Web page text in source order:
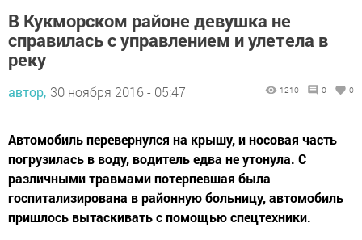
В Кукморском районе девушка не
справилась с управлением и улетела в
реку
автор, 30 ноября 2016 - 05:47 1210 0 0
Автомобиль перевернулся на крышу, и носовая часть
погрузилась в воду, водитель едва не утонула. С
различными травмами потерпевшая была
госпитализирована в районную больницу, автомобиль
пришлось вытаскивать с помощью спецтехники.